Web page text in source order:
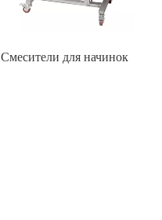
Смесители для начинок